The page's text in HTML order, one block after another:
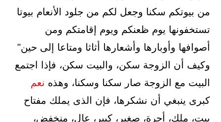
من بيوتكم سكنا وجعل لكم من جلود الأنعام بيوتا
تستخفونها يوم ظعنكم ويوم إقامتكم ومن
أصوافها وأوبارها وأشعارها أثاثا ومتاعا إلى حين"
وكيف أن الزوجة سكن، والبيت سكن، فإذا اجتمع
البيت مع الزوجة صار سكنا وسكنا، وهذه نعم
كبرى ينبغي أن نشكرها، فإن الذى يملك مفتاح
بيت، ملك، أجرة، صغير، كبير، عال، منخفض،